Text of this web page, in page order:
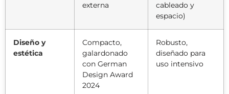
externa
cableado y
espacio)
Diseño y
estética
Compacto,
galardonado
con German
Design Award
2024
Robusto,
diseñado para
uso intensivo